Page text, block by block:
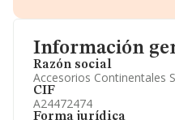
Información
Razón social
Accesorios Continentales
CIF
A24472474
Forma jurídica
Información oficial y